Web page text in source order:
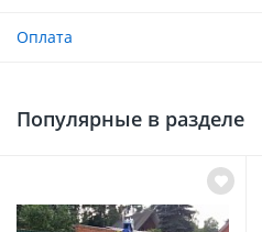
Оплата
Популярные в разделе